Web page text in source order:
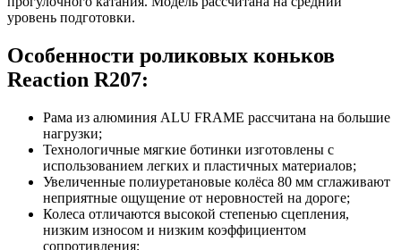
уровень подготовки.
Особенности роликовых коньков
Reaction R207:
Рама из алюминия ALU FRAME рассчитана на большие
нагрузки;
Технологичные мягкие ботинки изготовлены с
использованием легких и пластичных материалов;
Увеличенные полиуретановые колёса 80 мм сглаживают
неприятные ощущение от неровностей на дороге;
Колеса отличаются высокой степенью сцепления,
низким износом и низким коэффициентом
сопротивления;